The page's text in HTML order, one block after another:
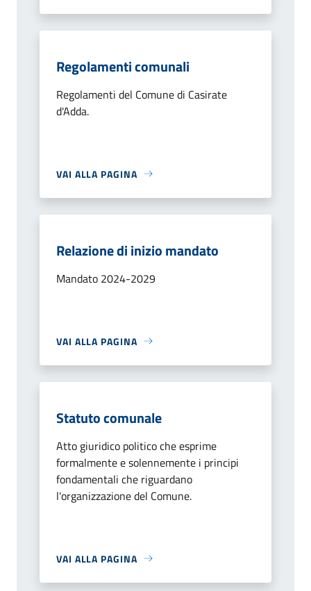
Regolamenti comunali
Regolamenti del Comune di Casirate
d'Adda.
VAI ALLA PAGINA
Relazione di inizio mandato
Mandato 2024-2029
VAI ALLA PAGINA
Statuto comunale
Atto giuridico politico che esprime
formalmente e solennemente i principi
fondamentali che riguardano
l'organizzazione del Comune.
VAI ALLA PAGINA